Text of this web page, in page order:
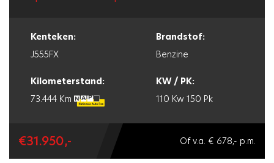
Kenteken:
Brandstof:
J555FX
Benzine
Kilometerstand:
KW / PK:
73.444 Km
110 Kw 150 Pk
€31.950,- Of v.a. € 678,- p.m.